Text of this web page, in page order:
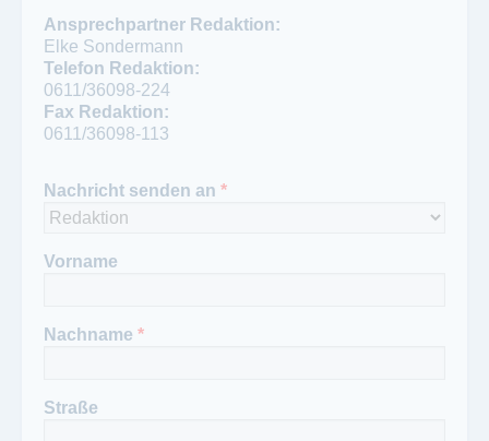
Ansprechpartner:
Karin Irmscher
Telefon:
0611/36098-259
Fax:
0611/36098-113
Telefon:
0611/36098-270
Fax:
0611/36098-113
Ansprechpartner Redaktion:
Elke Sondermann
Telefon Redaktion:
0611/36098-224
Fax Redaktion:
0611/36098-113
Nachricht senden an *
Vorname
Nachname *
Straße